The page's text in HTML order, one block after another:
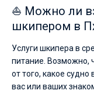
⛵ Можно ли
шкипером в
Услуги шкипера в
питание. Возможно,
от того, какое
вас или ваших